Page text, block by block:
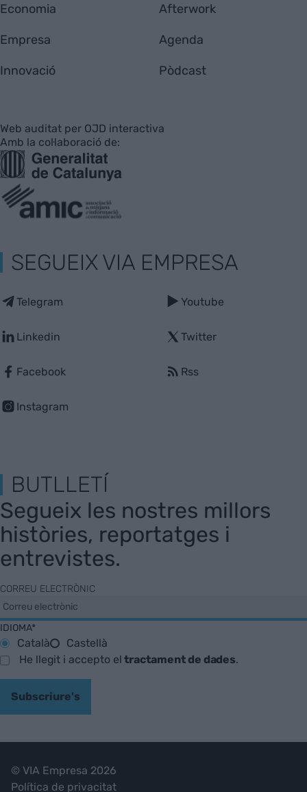
Economia
Empresa
Innovació
Afterwork
Agenda
Pòdcast
Web auditat per OJD interactiva
Amb la col·laboració de:
SEGUEIX VIA EMPRESA
Telegram
Linkedin
Facebook
Instagram
Youtube
Twitter
Rss
BUTLLETÍ
Segueix les nostres millors
històries, reportatges i
entrevistes.
CORREU ELECTRÒNIC
IDIOMA*
Català
Castellà
He llegit i accepto eltractament de dades.
Subscriure's
© VIA Empresa 2026
Política de privacitat